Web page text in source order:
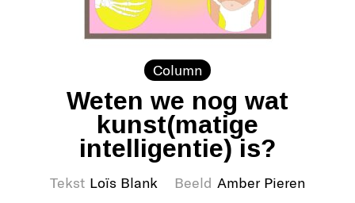
Column
Weten we nog wat
kunst(matige
intelligentie) is?
Tekst Loïs Blank Beeld Amber Pieren